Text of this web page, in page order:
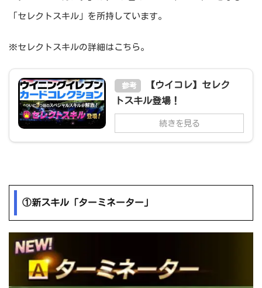
「セレクトスキル」を所持しています。
※セレクトスキルの詳細はこちら。
参考
【ウイコレ】セレク
トスキル登場！
続きを見る
①新スキル「ターミネーター」